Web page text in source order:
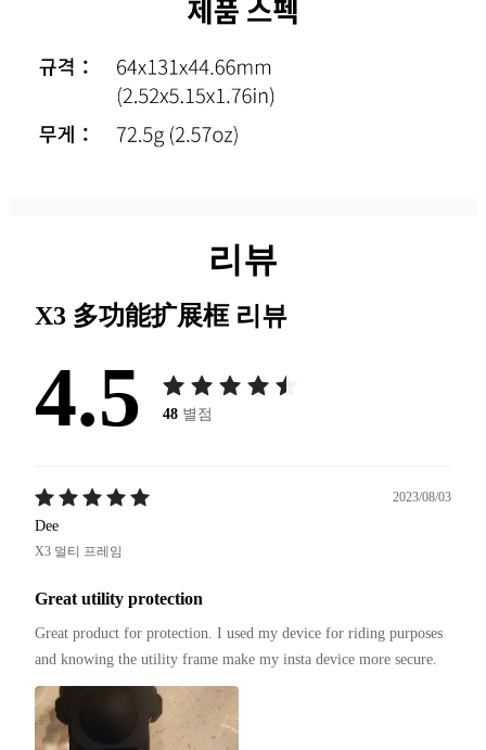
리뷰
X3 多功能扩展框 리뷰
4.5 48 별점
2023/08/03
Dee
X3 멀티 프레임
Great utility protection
Great product for protection. I used my device for riding purposes
and knowing the utility frame make my insta device more secure.